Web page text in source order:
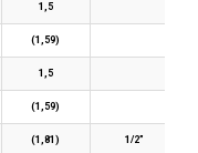
1,5
(1,59)
1,5
(1,59)
(1,81) 1/2”